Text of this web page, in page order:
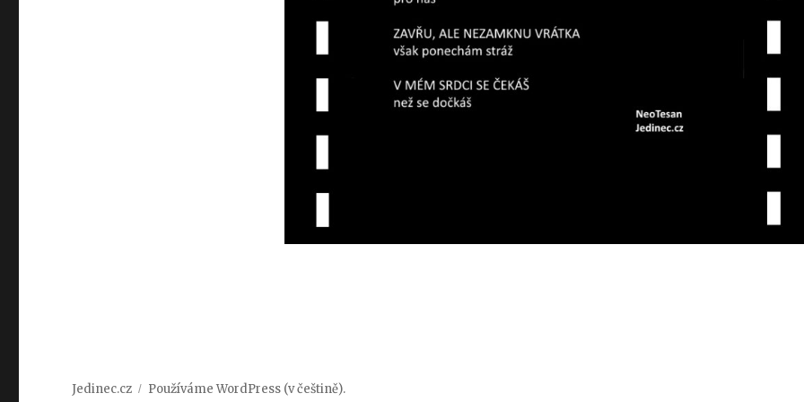
Jedinec.cz Používáme WordPress (v češtině).